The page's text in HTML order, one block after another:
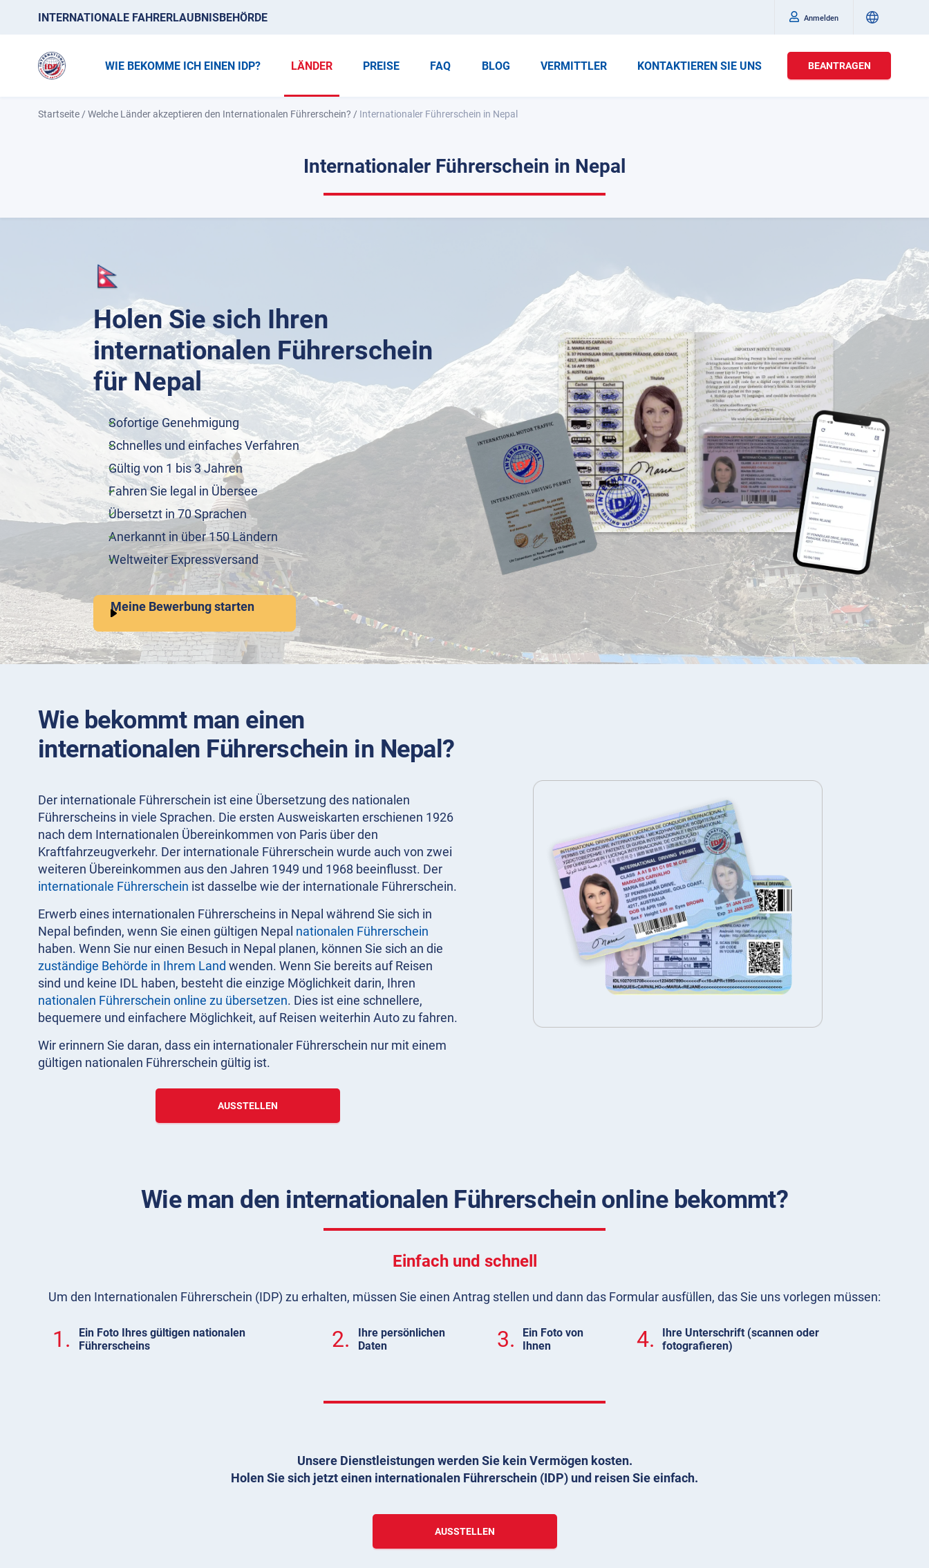
INTERNATIONALE FAHRERLAUBNISBEHÖRDE Anmelden
WIE BEKOMME ICH EINEN IDP? LÄNDER PREISE FAQ BLOG VERMITTLER KONTAKTIEREN SIE UNS BEANTRAGEN
Startseite /Welche Länder akzeptieren den Internationalen Führerschein? / Internationaler Führerschein in Nepal
Internationaler Führerschein in Nepal
Holen Sie sich Ihren
internationalen Führerschein
für Nepal
Sofortige Genehmigung
Schnelles und einfaches Verfahren
Gültig von 1 bis 3 Jahren
Fahren Sie legal in Übersee
Übersetzt in 70 Sprachen
Anerkannt in über 150 Ländern
Weltweiter Expressversand
Meine Bewerbung starten
Wie bekommt man einen
internationalen Führerschein in Nepal?
Der internationale Führerschein ist eine Übersetzung des nationalen
Führerscheins in viele Sprachen. Die ersten Ausweiskarten erschienen 1926
nach dem Internationalen Übereinkommen von Paris über den
Kraftfahrzeugverkehr. Der internationale Führerschein wurde auch von zwei
weiteren Übereinkommen aus den Jahren 1949 und 1968 beeinflusst. Der
internationale Führerschein ist dasselbe wie der internationale Führerschein.
Erwerb eines internationalen Führerscheins in Nepal während Sie sich in
Nepal befinden, wenn Sie einen gültigen Nepal nationalen Führerschein
haben. Wenn Sie nur einen Besuch in Nepal planen, können Sie sich an die
zuständige Behörde in Ihrem Land wenden. Wenn Sie bereits auf Reisen
sind und keine IDL haben, besteht die einzige Möglichkeit darin, Ihren
nationalen Führerschein online zu übersetzen. Dies ist eine schnellere,
bequemere und einfachere Möglichkeit, auf Reisen weiterhin Auto zu fahren.
Wir erinnern Sie daran, dass ein internationaler Führerschein nur mit einem
gültigen nationalen Führerschein gültig ist.
AUSSTELLEN
Wie man den internationalen Führerschein online bekommt?
Einfach und schnell
Um den Internationalen Führerschein (IDP) zu erhalten, müssen Sie einen Antrag stellen und dann das Formular ausfüllen, das Sie uns vorlegen müssen:
1.
Ein Foto Ihres gültigen nationalen
Führerscheins
2.
Ihre persönlichen
Daten
3.
Ein Foto von
Ihnen
4.
Ihre Unterschrift (scannen oder
fotografieren)
Unsere Dienstleistungen werden Sie kein Vermögen kosten.
Holen Sie sich jetzt einen internationalen Führerschein (IDP) und reisen Sie einfach.
AUSSTELLEN